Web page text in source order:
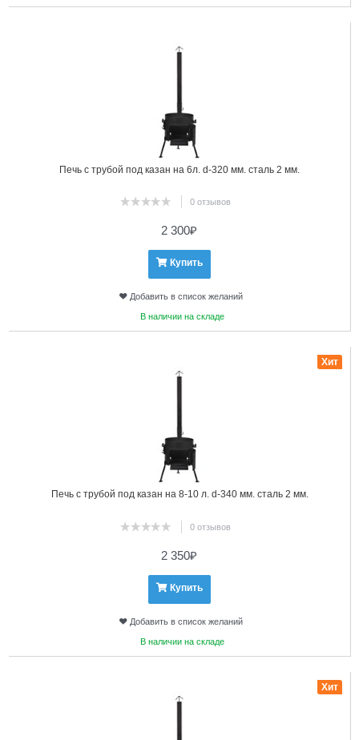
Печь с трубой под казан на 6л. d-320 мм. сталь 2 мм.
0 отзывов
2 300₽
Купить
Добавить в список желаний
В наличии на складе
Печь с трубой под казан на 8-10 л. d-340 мм. сталь 2 мм.
0 отзывов
Хит
2 350₽
Купить
Добавить в список желаний
В наличии на складе
Хит